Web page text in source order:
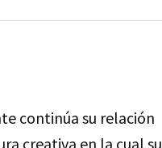
continúa su relación
creativa en la cual su